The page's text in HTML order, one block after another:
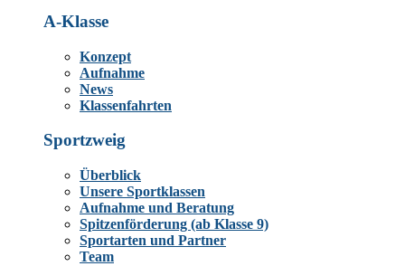
A-Klasse
Konzept
Aufnahme
News
Klassenfahrten
Sportzweig
Überblick
Unsere Sportklassen
Aufnahme und Beratung
Spitzenförderung (ab Klasse 9)
Sportarten und Partner
Team